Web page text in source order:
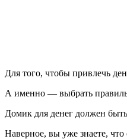
Для того, чтобы привлечь
А именно — выбрать
Домик для денег должен
Наверное, вы уже знаете, что